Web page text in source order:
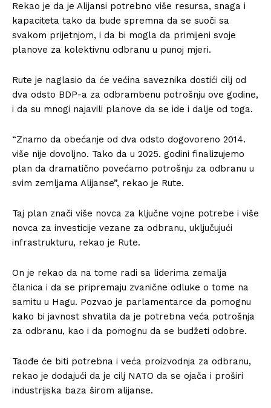
Rekao je da je Alijansi potrebno više resursa, snaga i
kapaciteta tako da bude spremna da se suoči sa
svakom prijetnjom, i da bi mogla da primijeni svoje
planove za kolektivnu odbranu u punoj mjeri.
Rute je naglasio da će većina saveznika dostići cilj od
dva odsto BDP-a za odbrambenu potrošnju ove godine,
i da su mnogi najavili planove da se ide i dalje od toga.
“Znamo da obećanje od dva odsto dogovoreno 2014.
više nije dovoljno. Tako da u 2025. godini finalizujemo
plan da dramatično povećamo potrošnju za odbranu u
svim zemljama Alijanse”, rekao je Rute.
Taj plan znači više novca za ključne vojne potrebe i više
novca za investicije vezane za odbranu, uključujući
infrastrukturu, rekao je Rute.
On je rekao da na tome radi sa liderima zemalja
članica i da se pripremaju zvanične odluke o tome na
samitu u Hagu. Pozvao je parlamentarce da pomognu
kako bi javnost shvatila da je potrebna veća potrošnja
za odbranu, kao i da pomognu da se budžeti odobre.
Taođe će biti potrebna i veća proizvodnja za odbranu,
rekao je dodajući da je cilj NATO da se ojača i proširi
industrijska baza širom alijanse.